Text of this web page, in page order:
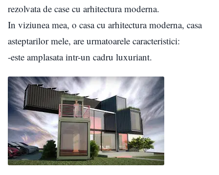
rezolvata de case cu arhitectura moderna.
In viziunea mea, o casa cu arhitectura moderna, casa
asteptarilor mele, are urmatoarele caracteristici:
-este amplasata intr-un cadru luxuriant.